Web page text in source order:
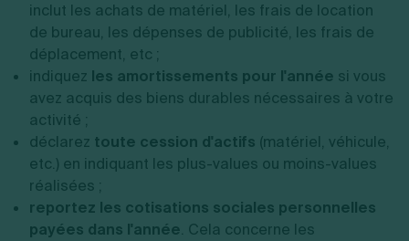
inclut les achats de matériel, les frais de location
de bureau, les dépenses de publicité, les frais de
déplacement, etc ;
indiquez les amortissements pour l'année si vous
avez acquis des biens durables nécessaires à votre
activité ;
déclarez toute cession d'actifs (matériel, véhicule,
etc.) en indiquant les plus-values ou moins-values
réalisées ;
reportez les cotisations sociales personnelles
payées dans l'année. Cela concerne les